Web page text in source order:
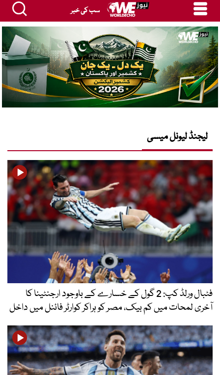
سب کی خبر
لیجنڈ لیونل میسی
فٹبال ورلڈ کپ: 2 گول کے خسارے کے باوجود ارجنٹینا کا
آخری لمحات میں کم بیک، مصر کو ہراکر کوارٹر فائنل میں داخل